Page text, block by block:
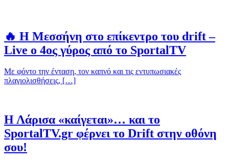
🔥 Η Μεσσήνη στο επίκεντρο του drift –
Live ο 4ος γύρος από το SportalTV
Με φόντο την ένταση, τον καπνό και τις εντυπωσιακές
πλαγιολισθήσεις, […]
Η Λάρισα «καίγεται»… και το
SportalTV.gr φέρνει το Drift στην οθόνη
σου!